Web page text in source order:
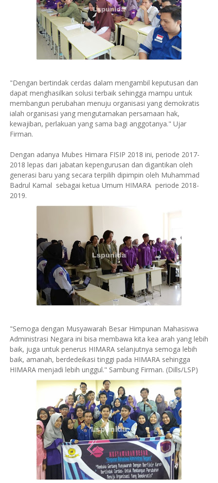
"Dengan bertindak cerdas dalam mengambil keputusan dan
dapat menghasilkan solusi terbaik sehingga mampu untuk
membangun perubahan menuju organisasi yang demokratis
ialah organisasi yang mengutamakan persamaan hak,
kewajiban, perlakuan yang sama bagi anggotanya." Ujar
Firman.
Dengan adanya Mubes Himara FISIP 2018 ini, periode 2017-
2018 lepas dari jabatan kepengurusan dan digantikan oleh
generasi baru yang secara terpilih dipimpin oleh Muhammad
Badrul Kamal sebagai ketua Umum HIMARA periode 2018-
2019.
"Semoga dengan Musyawarah Besar Himpunan Mahasiswa
Administrasi Negara ini bisa membawa kita kea arah yang lebih
baik, juga untuk penerus HIMARA selanjutnya semoga lebih
baik, amanah, berdedeikasi tinggi pada HIMARA sehingga
HIMARA menjadi lebih unggul." Sambung Firman. (Dills/LSP)